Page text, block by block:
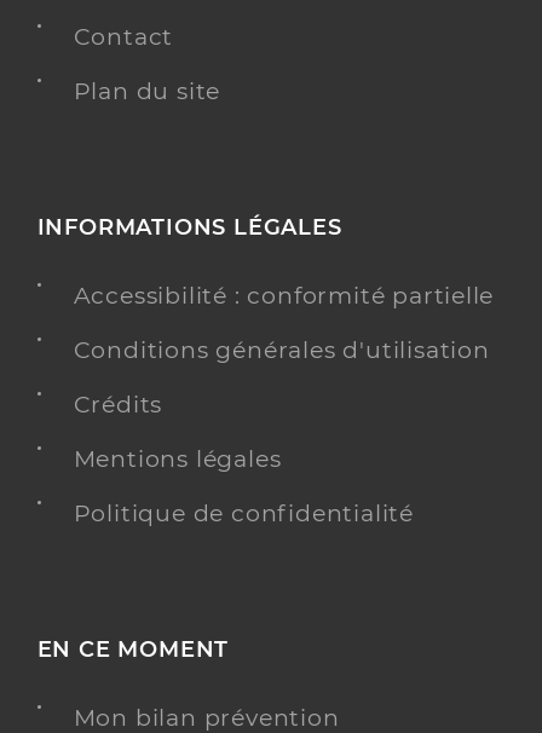
Contact
Plan du site
INFORMATIONS LÉGALES
Accessibilité : conformité partielle
Conditions générales d'utilisation
Crédits
Mentions légales
Politique de confidentialité
EN CE MOMENT
Mon bilan prévention